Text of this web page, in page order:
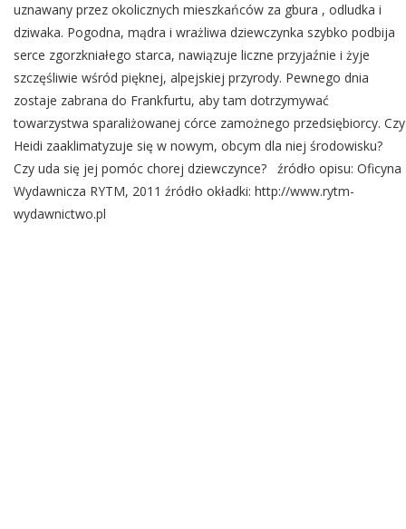
uznawany przez okolicznych mieszkańców za gbura , odludka i
dziwaka. Pogodna, mądra i wrażliwa dziewczynka szybko podbija
serce zgorzkniałego starca, nawiązuje liczne przyjaźnie i żyje
szczęśliwie wśród pięknej, alpejskiej przyrody. Pewnego dnia
zostaje zabrana do Frankfurtu, aby tam dotrzymywać
towarzystwa sparaliżowanej córce zamożnego przedsiębiorcy. Czy
Heidi zaaklimatyzuje się w nowym, obcym dla niej środowisku?
Czy uda się jej pomóc chorej dziewczynce? źródło opisu: Oficyna
Wydawnicza RYTM, 2011 źródło okładki: http://www.rytm-
wydawnictwo.pl